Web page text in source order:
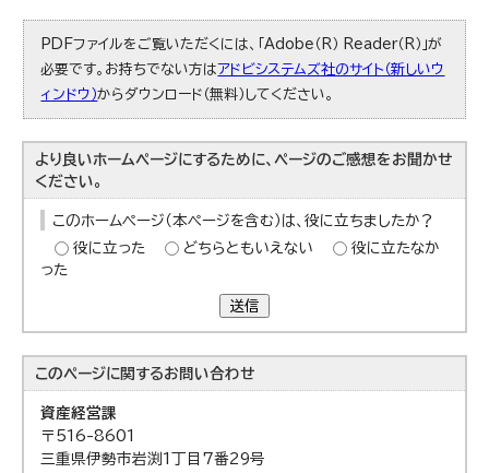
PDFファイルをご覧いただくには、「Adobe（R） Reader（R）」が
必要です。お持ちでない方は アドビシステムズ社のサイト（新しいウ
ィンドウ）からダウンロード（無料）してください。
より良いホームページにするために、ページのご感想をお聞かせ
ください。
このホームページ（本ページを含む）は、役に立ちましたか？
役に立った
どちらともいえない
役に立たなか
った
送信
このページに関するお問い合わせ
資産経営課
〒516-8601
三重県伊勢市岩渕1丁目7番29号